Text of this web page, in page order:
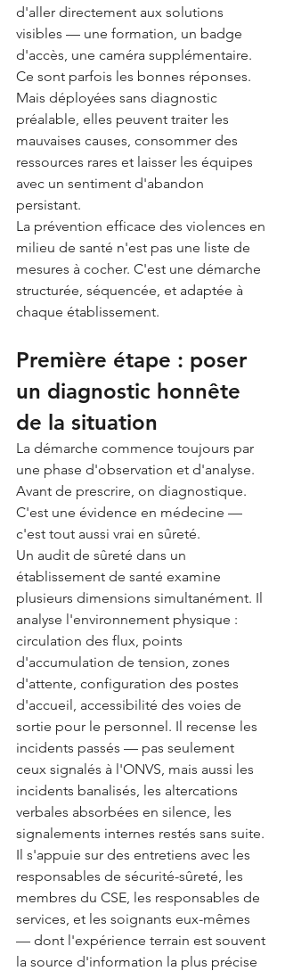
d'aller directement aux solutions
visibles — une formation, un badge
d'accès, une caméra supplémentaire.
Ce sont parfois les bonnes réponses.
Mais déployées sans diagnostic
préalable, elles peuvent traiter les
mauvaises causes, consommer des
ressources rares et laisser les équipes
avec un sentiment d'abandon
persistant.
La prévention efficace des violences en
milieu de santé n'est pas une liste de
mesures à cocher. C'est une démarche
structurée, séquencée, et adaptée à
chaque établissement.
Première étape : poser
un diagnostic honnête
de la situation
La démarche commence toujours par
une phase d'observation et d'analyse.
Avant de prescrire, on diagnostique.
C'est une évidence en médecine —
c'est tout aussi vrai en sûreté.
Un audit de sûreté dans un
établissement de santé examine
plusieurs dimensions simultanément. Il
analyse l'environnement physique :
circulation des flux, points
d'accumulation de tension, zones
d'attente, configuration des postes
d'accueil, accessibilité des voies de
sortie pour le personnel. Il recense les
incidents passés — pas seulement
ceux signalés à l'ONVS, mais aussi les
incidents banalisés, les altercations
verbales absorbées en silence, les
signalements internes restés sans suite.
Il s'appuie sur des entretiens avec les
responsables de sécurité-sûreté, les
membres du CSE, les responsables de
services, et les soignants eux-mêmes
— dont l'expérience terrain est souvent
la source d'information la plus précise